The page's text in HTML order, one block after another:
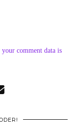
comment data is